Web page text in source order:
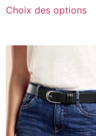
Choix des options